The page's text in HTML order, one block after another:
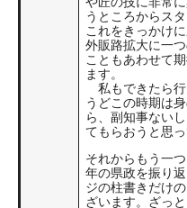
うところからス
これをきっかけ
外販路拡大に一
こともあわせて
ます。
私もできたら行
うどこの時期は
ら、副知事ない
てもらおうと思っ
それからもう一
年の県政を振り
ジの柱書きだけ
ざいます。ざっ